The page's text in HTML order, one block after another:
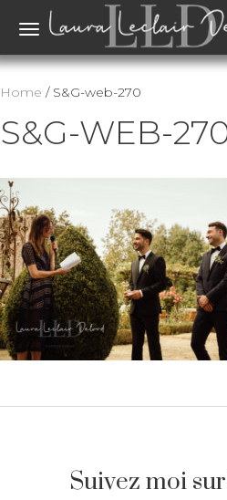
Toggle
Home / S&G-web-270
S&G-WEB-
Suivez moi